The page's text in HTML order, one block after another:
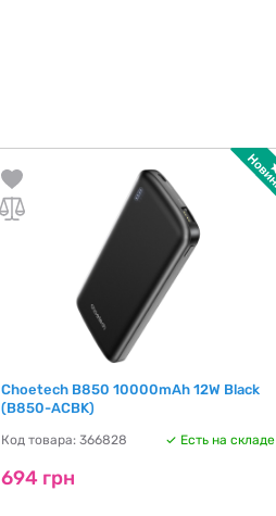
Choetech B850 10000mAh 12W Black
(B850-ACBK)
Код товара: 366828 Есть на складе
694 грн